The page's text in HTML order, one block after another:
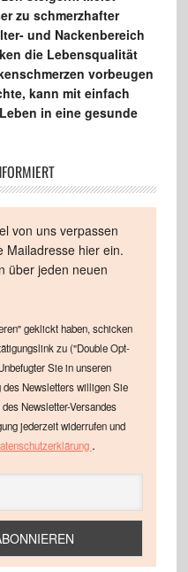
zu schmerzhafter
und Nackenbereich
die Lebensqualität
vorbeugen
kann mit einfach
in eine gesunde
von uns verpassen
Mailadresse hier ein.
über jeden neuen
geklickt haben, schicken
zu ("Double Opt-
Sie in unseren
Newsletters willigen Sie
Newsletter-Versandes
jederzeit widerrufen und
.